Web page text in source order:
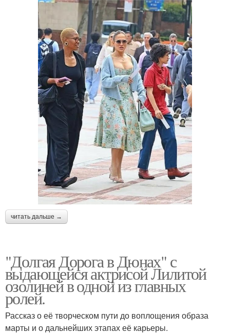
читать дальше →
"Долгая Дорога в Дюнах" с
выдающейся актрисой Лилитой
озолиней в одной из главных
ролей.
Рассказ о её творческом пути до воплощения образа
марты и о дальнейших этапах её карьеры.